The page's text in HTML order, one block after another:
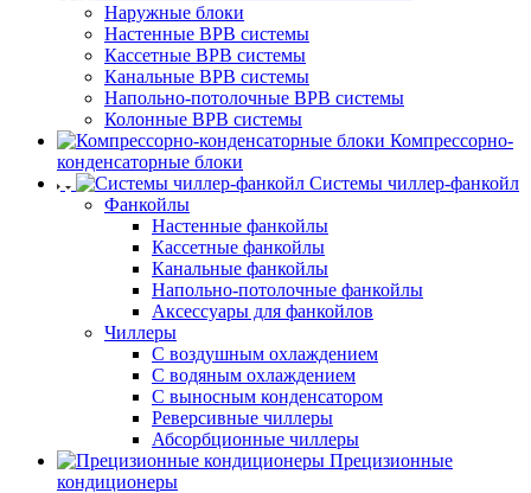
Наружные блоки
Настенные ВРВ системы
Кассетные ВРВ системы
Канальные ВРВ системы
Напольно-потолочные ВРВ системы
Колонные ВРВ системы
Компрессорно-
конденсаторные блоки
Системы чиллер-фанкойл
Фанкойлы
Настенные фанкойлы
Кассетные фанкойлы
Канальные фанкойлы
Напольно-потолочные фанкойлы
Аксессуары для фанкойлов
Чиллеры
С воздушным охлаждением
С водяным охлаждением
С выносным конденсатором
Реверсивные чиллеры
Абсорбционные чиллеры
Прецизионные
кондиционеры